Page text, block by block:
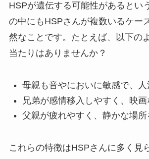
HSPが遺伝する可能性があるとい
の中にもHSPさんが複数いるケー
然なことです。たとえば、以下の
当たりはありませんか？
母親も音やにおいに敏感で、
兄弟が感情移入しやすく、映画
父親が疲れやすく、静かな場所
これらの特徴はHSPさんに多く見